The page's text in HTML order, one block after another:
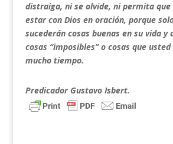
distraiga, ni se olvide, ni permita que
estar con Dios en oración, porque
sucederán cosas buenas en su vida y
cosas “imposibles” o cosas que
mucho tiempo.
Predicador Gustavo Isbert.